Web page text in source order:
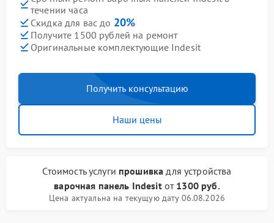
течении часа
Скидка для вас до 20%
Получите 1500 рублей на ремонт
Оригинальные комплектующие Indesit
Получить консультацию
Наши цены
Стоимость услуги прошивка для устройства
варочная панель Indesitот 1300 руб.
Цена актуальна на текущую дату 06.08.2026